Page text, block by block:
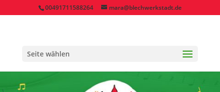
00491711588264 mara@blechwerkstadt.de
Seite wählen